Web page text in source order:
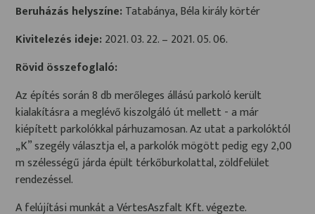
Beruházás helyszíne: Tatabánya, Béla király körtér
Kivitelezés ideje: 2021. 03. 22. – 2021. 05. 06.
Rövid összefoglaló:
Az építés során 8 db merőleges állású parkoló került
kialakításra a meglévő kiszolgáló út mellett - a már
kiépített parkolókkal párhuzamosan. Az utat a parkolóktól
„K” szegély választja el, a parkolók mögött pedig egy 2,00
m szélességű járda épült térkőburkolattal, zöldfelület
rendezéssel.
A felújítási munkát a VértesAszfalt Kft. végezte.